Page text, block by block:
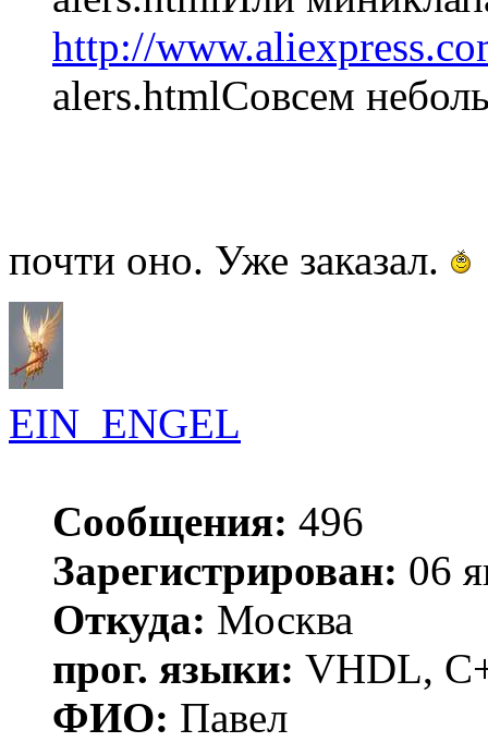
http://
alers.htmlСовсем
почти оно. Уже заказал.
EIN_ENGEL
Сообщения: 496
Зарегистрирован: 06
Откуда: Москва
прог. языки: VHDL,
ФИО: Павел